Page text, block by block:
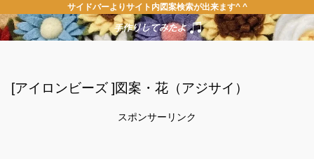
サイドバーよりサイト内図案検索が出来ます^ ^
[アイロンビーズ ]図案・花（アジサイ）
スポンサーリンク